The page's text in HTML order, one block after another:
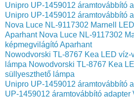
Unipro UP-1459012 áramtovábbító
Unipro UP-1459012 áramtovábbító
Nova Luce NL-9117302 Marnell
Aparhant Nova Luce NL-9117302
képmegvilágító Aparhant
Nowodvorski TL-8767 Kea LED víz-
lámpa Nowodvorski TL-8767 Kea
süllyeszthető lámpa
Unipro UP-1459012 áramtovábbító
UP-1459012 áramtovábbító adapter